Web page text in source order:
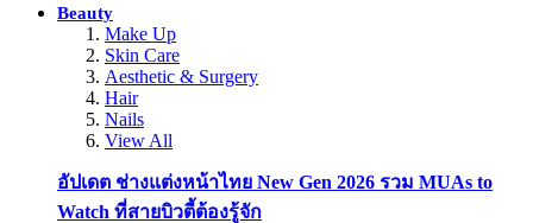
Beauty
Make Up
Skin Care
Aesthetic & Surgery
Hair
Nails
View All
อัปเดต ช่างแต่งหน้าไทย New Gen 2026 รวม MUAs to
Watch ที่สายบิวตี้ต้องรู้จัก